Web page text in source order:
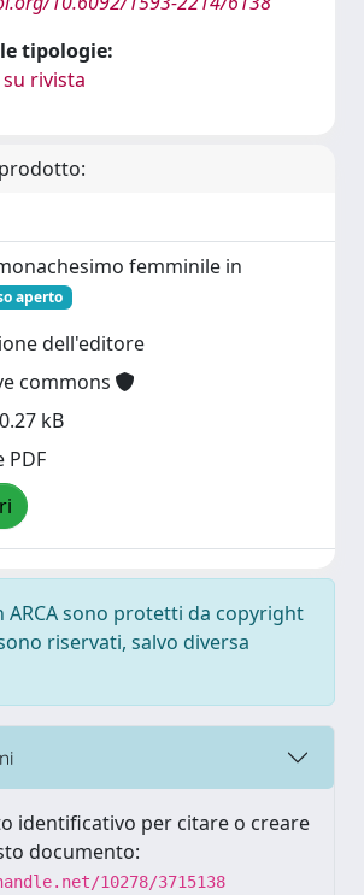
tipologie:
rivista
femminile in
aperto
dell'editore
commons
kB
PDF
ARCA sono protetti da copyright
riservati, salvo diversa
identificativo per citare o creare
documento:
10278/3715138